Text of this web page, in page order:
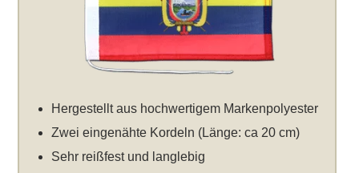
Hergestellt aus hochwertigem Markenpolyester
Zwei eingenähte Kordeln (Länge: ca 20 cm)
Sehr reißfest und langlebig